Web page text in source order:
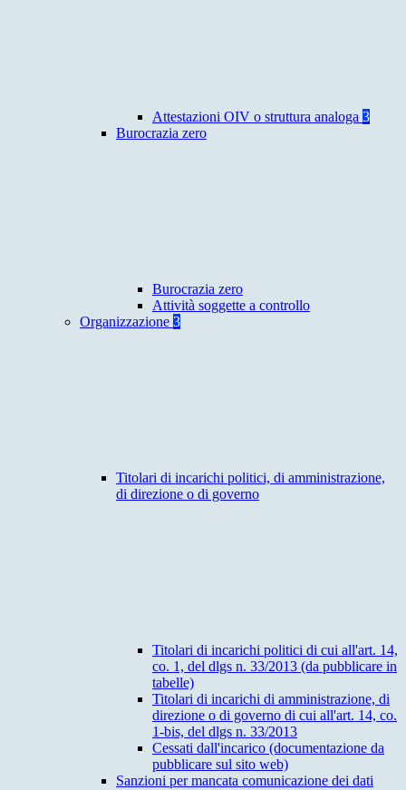
Attestazioni OIV o struttura analoga 3
Burocrazia zero
Burocrazia zero
Attività soggette a controllo
Organizzazione 3
Titolari di incarichi politici, di amministrazione,
di direzione o di governo
Titolari di incarichi politici di cui all'art. 14,
co. 1, del dlgs n. 33/2013 (da pubblicare in
tabelle)
Titolari di incarichi di amministrazione, di
direzione o di governo di cui all'art. 14, co.
1-bis, del dlgs n. 33/2013
Cessati dall'incarico (documentazione da
pubblicare sul sito web)
Sanzioni per mancata comunicazione dei dati